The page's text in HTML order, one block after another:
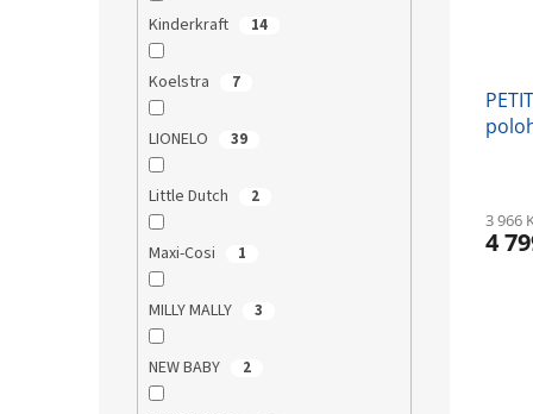
Kinderkraft 14
Koelstra 7
LIONELO 39
Little Dutch 2
Maxi-Cosi 1
MILLY MALLY 3
NEW BABY 2
3 966
4